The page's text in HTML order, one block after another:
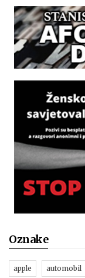
Oznake
apple automobil